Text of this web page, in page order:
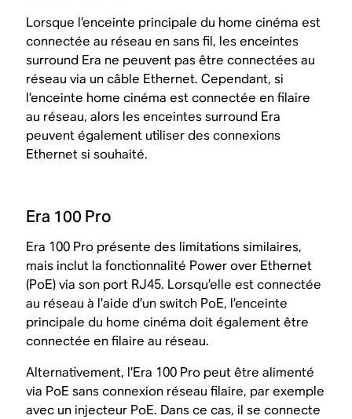
Lorsque l’enceinte principale du home cinéma est
connectée au réseau en sans fil, les enceintes
surround Era ne peuvent pas être connectées au
réseau via un câble Ethernet. Cependant, si
l’enceinte home cinéma est connectée en filaire
au réseau, alors les enceintes surround Era
peuvent également utiliser des connexions
Ethernet si souhaité.
Era 100 Pro
Era 100 Pro présente des limitations similaires,
mais inclut la fonctionnalité Power over Ethernet
(PoE) via son port RJ45. Lorsqu’elle est connectée
au réseau à l’aide d’un switch PoE, l’enceinte
principale du home cinéma doit également être
connectée en filaire au réseau.
Alternativement, l’Era 100 Pro peut être alimenté
via PoE sans connexion réseau filaire, par exemple
avec un injecteur PoE. Dans ce cas, il se connecte